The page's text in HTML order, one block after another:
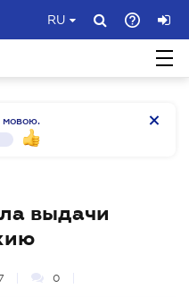
RU
мовою.
выдачи
0